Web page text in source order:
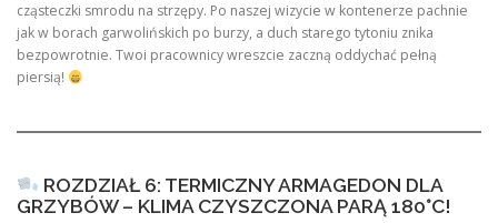
cząsteczki smrodu na strzępy. Po naszej wizycie w kontenerze pachnie
jak w borach garwolińskich po burzy, a duch starego tytoniu znika
bezpowrotnie. Twoi pracownicy wreszcie zaczną oddychać pełną
piersią!
ROZDZIAŁ 6: TERMICZNY ARMAGEDON DLA
GRZYBÓW – KLIMA CZYSZCZONA PARĄ 180°C!